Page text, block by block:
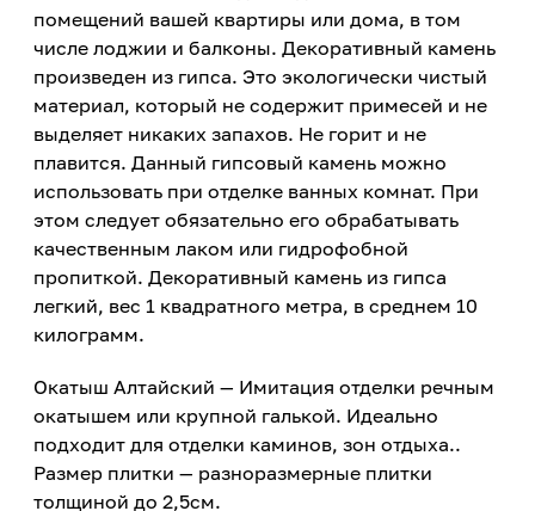
помещений вашей квартиры или дома, в том
числе лоджии и балконы. Декоративный камень
произведен из гипса. Это экологически чистый
материал, который не содержит примесей и не
выделяет никаких запахов. Не горит и не
плавится. Данный гипсовый камень можно
использовать при отделке ванных комнат. При
этом следует обязательно его обрабатывать
качественным лаком или гидрофобной
пропиткой. Декоративный камень из гипса
легкий, вес 1 квадратного метра, в среднем 10
килограмм.
Окатыш Алтайский — Имитация отделки речным
окатышем или крупной галькой. Идеально
подходит для отделки каминов, зон отдыха..
Размер плитки — разноразмерные плитки
толщиной до 2,5см.